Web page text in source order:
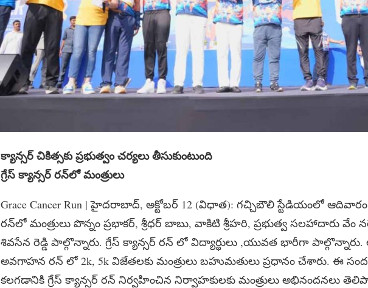
క్యాన్సర్ చికిత్సకు ప్రభుత్వం చర్యలు తీసుకుంటుంది
గ్రేస్ క్యాన్సర్ రన్‌లో మంత్రులు
Grace Cancer Run | హైదరాబాద్, అక్టోబర్ 12 (విధాత): గచ్చిబౌలి స్టేడియంలో
రన్‌లో మంత్రులు పొన్నం ప్రభాకర్, శ్రీధర్ బాబు, వాకిటి శ్రీహరి, ప్రభుత్వ సలహాదారు వేం
శివసేన రెడ్డి పాల్గొన్నారు. గ్రేస్ క్యాన్సర్ రన్ లో విద్యార్థులు ,యువత భారీగా
అవగాహన రన్ లో 2k, 5k విజేతలకు మంత్రులు బహుమతులు ప్రధానం చేశారు. ఈ
కలగడానికి గ్రేస్ క్యాన్సర్ రన్ నిర్వహించిన నిర్వాహకులకు మంత్రులు అభినందనలు